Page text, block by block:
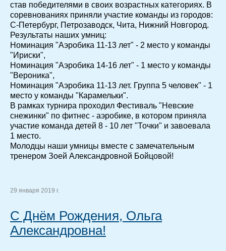
став победителями в своих возрастных категориях. В
соревнованиях приняли участие команды из городов:
С-Петербург, Петрозаводск, Чита, Нижний Новгород.
Результаты наших умниц:
Номинация "Аэробика 11-13 лет" - 2 место у команды
"Ириски",
Номинация "Аэробика 14-16 лет" - 1 место у команды
"Вероника",
Номинация "Аэробика 11-13 лет. Группа 5 человек" - 1
место у команды "Карамельки".
В рамках турнира проходил Фестиваль "Невские
снежинки" по фитнес - аэробике, в котором приняла
участие команда детей 8 - 10 лет "Точки" и завоевала
1 место.
Молодцы наши умницы вместе с замечательным
тренером Зоей Александровной Бойцовой!
29 января 2019 г.
С Днём Рождения, Ольга
Александровна!